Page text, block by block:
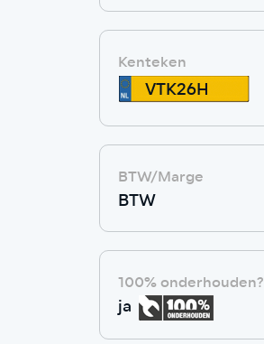
Kenteken
VTK26H
BTW/Marge
BTW
100% onderhouden?
ja